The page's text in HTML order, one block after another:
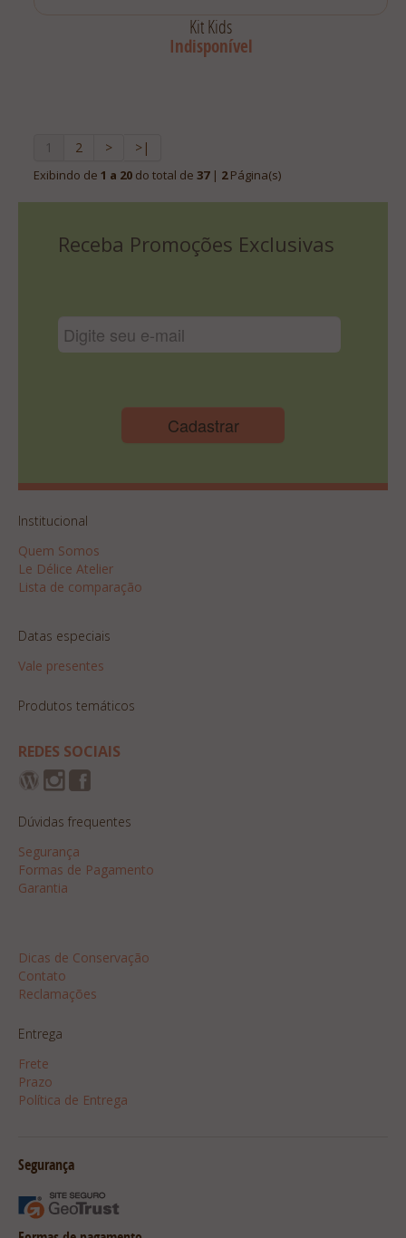
Kit Kids
Indisponível
1 2 > >|
Exibindo de 1 a 20 do total de 37| 2Página(s)
Receba Promoções Exclusivas
Cadastrar
Institucional
Quem Somos
Le Délice Atelier
Lista de comparação
Datas especiais
Vale presentes
Produtos temáticos
REDES SOCIAIS
Dúvidas frequentes
Segurança
Formas de Pagamento
Garantia
Dicas de Conservação
Contato
Reclamações
Entrega
Frete
Prazo
Política de Entrega
Segurança